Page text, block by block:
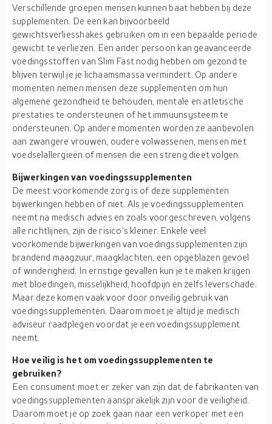
Verschillende groepen mensen kunnen baat hebben bij deze
supplementen. De een kan bijvoorbeeld
gewichtsverliesshakes gebruiken om in een bepaalde periode
gewicht te verliezen. Een ander persoon kan geavanceerde
voedingsstoffen van Slim Fast nodig hebben om gezond te
blijven terwijl je je lichaamsmassa vermindert. Op andere
momenten nemen mensen deze supplementen om hun
algemene gezondheid te behouden, mentale en atletische
prestaties te ondersteunen of het immuunsysteem te
ondersteunen. Op andere momenten worden ze aanbevolen
aan zwangere vrouwen, oudere volwassenen, mensen met
voedselallergieën of mensen die een streng dieet volgen.
Bijwerkingen van voedingssupplementen
De meest voorkomende zorg is of deze supplementen
bijwerkingen hebben of niet. Als je voedingssupplementen
neemt na medisch advies en zoals voorgeschreven, volgens
alle richtlijnen, zijn de risico's kleiner. Enkele veel
voorkomende bijwerkingen van voedingssupplementen zijn
brandend maagzuur, maagklachten, een opgeblazen gevoel
of winderigheid. In ernstige gevallen kun je te maken krijgen
met bloedingen, misselijkheid, hoofdpijn en zelfs leverschade.
Maar deze komen vaak voor door onveilig gebruik van
voedingssupplementen. Daarom moet je altijd je medisch
adviseur raadplegen voordat je een voedingssupplement
neemt.
Hoe veilig is het om voedingssupplementen te
gebruiken?
Een consument moet er zeker van zijn dat de fabrikanten van
voedingssupplementen aansprakelijk zijn voor de veiligheid.
Daarom moet je op zoek gaan naar een verkoper met een